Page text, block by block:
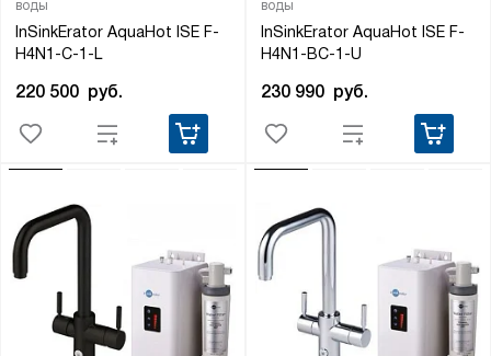
воды
InSinkErator AquaHot ISE F-
H4N1-C-1-L
220 500 руб.
воды
InSinkErator AquaHot ISE F-
H4N1-BC-1-U
230 990 руб.